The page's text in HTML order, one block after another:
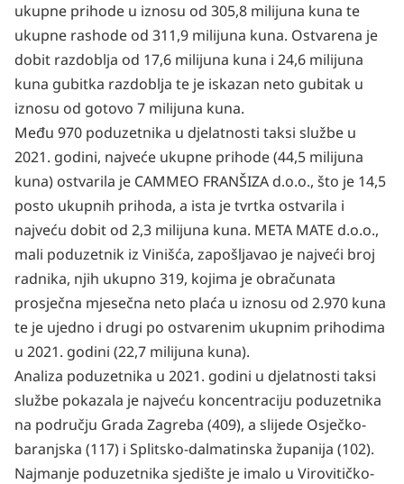
ukupne prihode u iznosu od 305,8 milijuna kuna te
ukupne rashode od 311,9 milijuna kuna. Ostvarena je
dobit razdoblja od 17,6 milijuna kuna i 24,6 milijuna
kuna gubitka razdoblja te je iskazan neto gubitak u
iznosu od gotovo 7 milijuna kuna.
Među 970 poduzetnika u djelatnosti taksi službe u
2021. godini, najveće ukupne prihode (44,5 milijuna
kuna) ostvarila je CAMMEO FRANŠIZA d.o.o., što je 14,5
posto ukupnih prihoda, a ista je tvrtka ostvarila i
najveću dobit od 2,3 milijuna kuna. META MATE d.o.o.,
mali poduzetnik iz Vinišća, zapošljavao je najveći broj
radnika, njih ukupno 319, kojima je obračunata
prosječna mjesečna neto plaća u iznosu od 2.970 kuna
te je ujedno i drugi po ostvarenim ukupnim prihodima
u 2021. godini (22,7 milijuna kuna).
Analiza poduzetnika u 2021. godini u djelatnosti taksi
službe pokazala je najveću koncentraciju poduzetnika
na području Grada Zagreba (409), a slijede Osječko-
baranjska (117) i Splitsko-dalmatinska županija (102).
Najmanje poduzetnika sjedište je imalo u Virovitičko-